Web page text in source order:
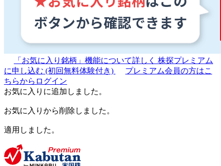
「お気に入り銘柄」機能について詳しく 株探プレミアム
に申し込む (初回無料体験付き)
プレミアム会員の方はこ
ちらからログイン
お気に入りに追加しました。
お気に入りから削除しました。
適用しました。